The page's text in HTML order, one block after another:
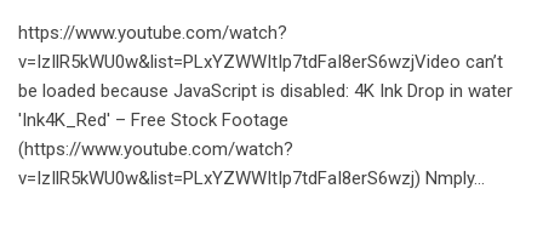
https://www.youtube.com/watch?
v=IzIlR5kWU0w&list=PLxYZWWItIp7tdFaI8erS6wzjVideo can’t
be loaded because JavaScript is disabled: 4K Ink Drop in water
'Ink4K_Red' – Free Stock Footage
(https://www.youtube.com/watch?
v=IzIlR5kWU0w&list=PLxYZWWItIp7tdFaI8erS6wzj) Nmply…